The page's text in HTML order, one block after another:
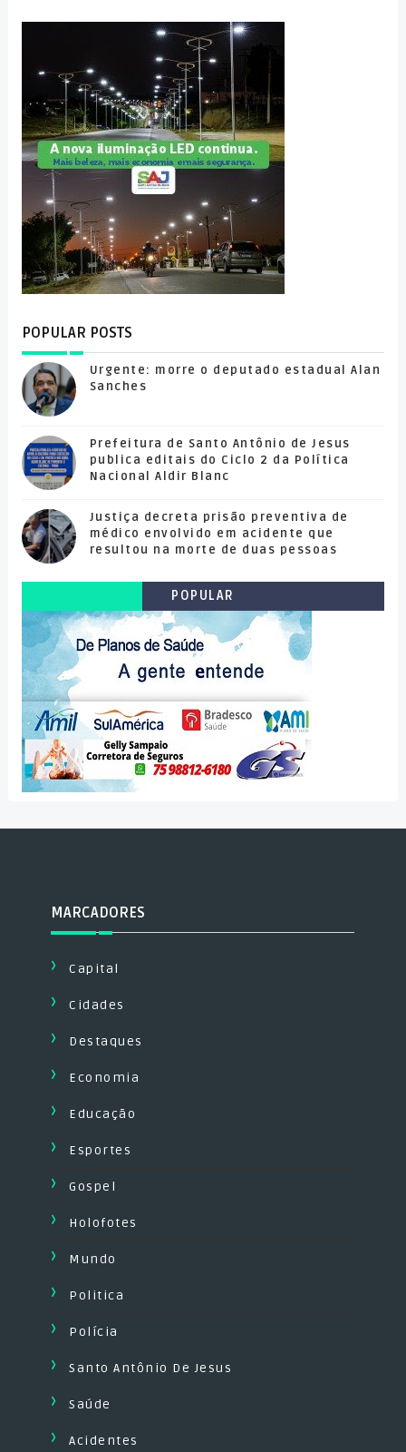
POPULAR POSTS
Urgente: morre o deputado estadual Alan
Sanches
Prefeitura de Santo Antônio de Jesus
publica editais do Ciclo 2 da Política
Nacional Aldir Blanc
Justiça decreta prisão preventiva de
médico envolvido em acidente que
resultou na morte de duas pessoas
POPULAR
MARCADORES
Capital
Cidades
Destaques
Economia
Educação
Esportes
Gospel
Holofotes
Mundo
Politica
Polícia
Santo Antônio De Jesus
Saúde
Acidentes